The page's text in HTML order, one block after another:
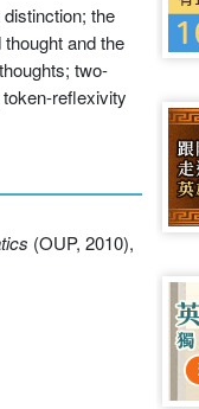
the
and the
two-
reflexivity
(OUP, 2010),